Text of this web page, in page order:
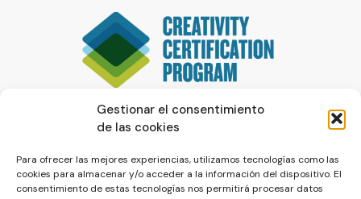
Gestionar el consentimiento
de las cookies
Para ofrecer las mejores experiencias, utilizamos tecnologías como las
cookies para almacenar y/o acceder a la información del dispositivo. El
consentimiento de estas tecnologías nos permitirá procesar datos